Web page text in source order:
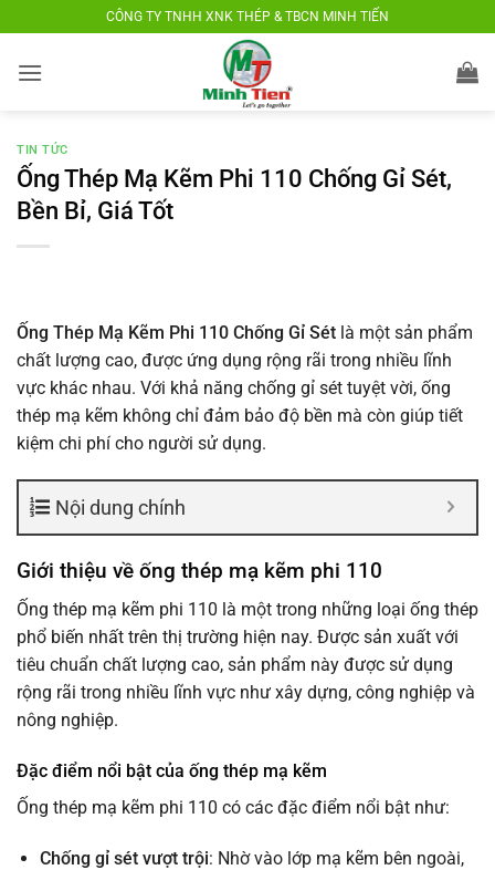
nội
CÔNG TY TNHH XNK THÉP & TBCN MINH TIẾN
TIN TỨC
Ống Thép Mạ Kẽm Phi 110 Chống Gỉ Sét,
Bền Bỉ, Giá Tốt
Ống Thép Mạ Kẽm Phi 110 Chống Gỉ Sét là một sản phẩm
chất lượng cao, được ứng dụng rộng rãi trong nhiều lĩnh
vực khác nhau. Với khả năng chống gỉ sét tuyệt vời, ống
thép mạ kẽm không chỉ đảm bảo độ bền mà còn giúp tiết
kiệm chi phí cho người sử dụng.
Nội dung chính
Giới thiệu về ống thép mạ kẽm phi 110
Ống thép mạ kẽm phi 110 là một trong những loại ống thép
phổ biến nhất trên thị trường hiện nay. Được sản xuất với
tiêu chuẩn chất lượng cao, sản phẩm này được sử dụng
rộng rãi trong nhiều lĩnh vực như xây dựng, công nghiệp và
nông nghiệp.
Đặc điểm nổi bật của ống thép mạ kẽm
Ống thép mạ kẽm phi 110 có các đặc điểm nổi bật như:
Chống gỉ sét vượt trội: Nhờ vào lớp mạ kẽm bên ngoài,